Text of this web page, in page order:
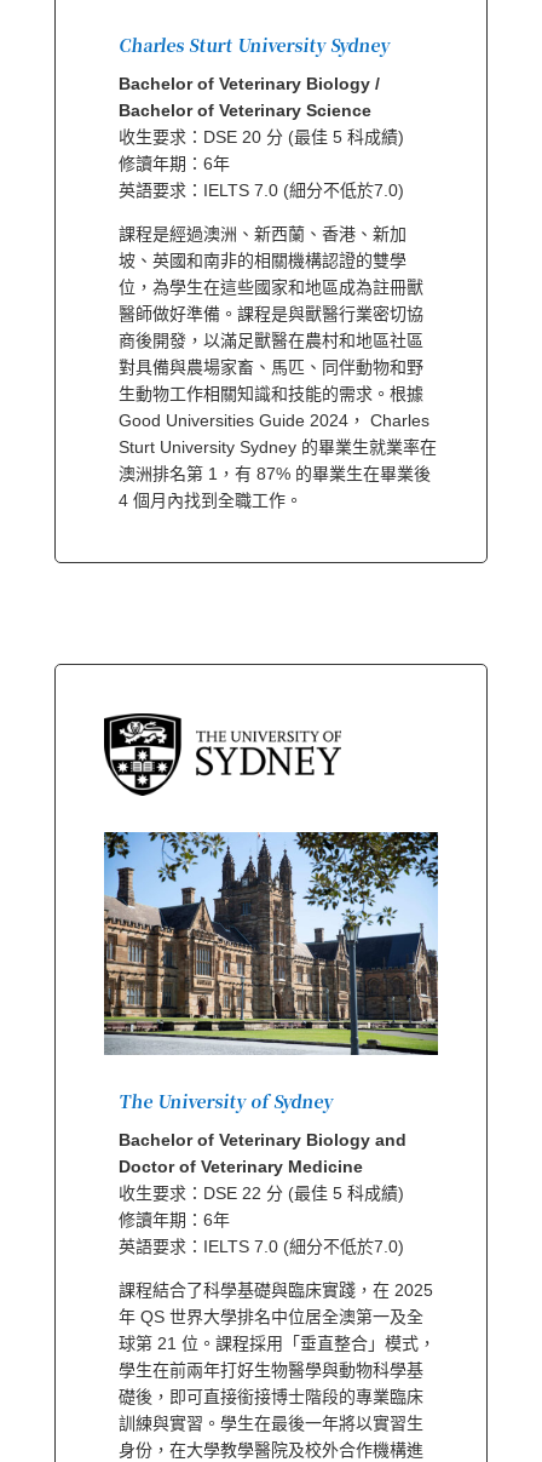
Charles Sturt University Sydney
Bachelor of Veterinary Biology /
Bachelor of Veterinary Science
收生要求：DSE 20 分 (最佳 5 科成績)
修讀年期：6年
英語要求：IELTS 7.0 (細分不低於7.0)
課程是經過澳洲、新西蘭、香港、新加
坡、英國和南非的相關機構認證的雙學
位，為學生在這些國家和地區成為註冊獸
醫師做好準備。課程是與獸醫行業密切協
商後開發，以滿足獸醫在農村和地區社區
對具備與農場家畜、馬匹、同伴動物和野
生動物工作相關知識和技能的需求。根據
Good Universities Guide 2024， Charles
Sturt University Sydney 的畢業生就業率在
澳洲排名第 1，有 87% 的畢業生在畢業後
4 個月內找到全職工作。
The University of Sydney
Bachelor of Veterinary Biology and
Doctor of Veterinary Medicine
收生要求：DSE 22 分 (最佳 5 科成績)
修讀年期：6年
英語要求：IELTS 7.0 (細分不低於7.0)
課程結合了科學基礎與臨床實踐，在 2025
年 QS 世界大學排名中位居全澳第一及全
球第 21 位。課程採用「垂直整合」模式，
學生在前兩年打好生物醫學與動物科學基
礎後，即可直接銜接博士階段的專業臨床
訓練與實習。學生在最後一年將以實習生
身份，在大學教學醫院及校外合作機構進